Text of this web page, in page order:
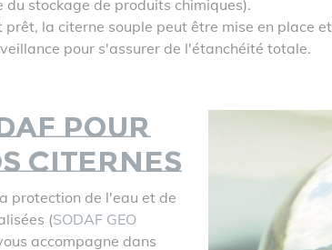
stockage de produits chimiques).
la citerne souple peut être mise en place
pour s'assurer de l'étanchéité totale.
pour
citernes
protection de l'eau et de
(SODAF GEO
accompagne dans